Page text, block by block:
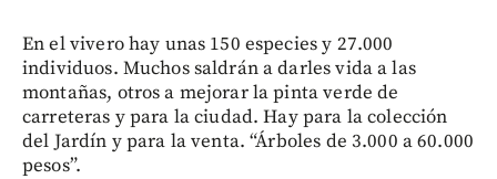
En el vivero hay unas 150 especies y 27.000
individuos. Muchos saldrán a darles vida a las
montañas, otros a mejorar la pinta verde de
carreteras y para la ciudad. Hay para la colección
del Jardín y para la venta. “Árboles de 3.000 a 60.000
pesos”.